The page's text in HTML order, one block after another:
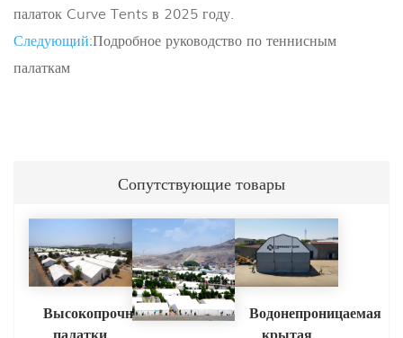
палаток Curve Tents в 2025 году.
Следующий:Подробное руководство по теннисным
палаткам
Сопутствующие товары
Высокопрочные
палатки
Водонепроницаемая
крытая